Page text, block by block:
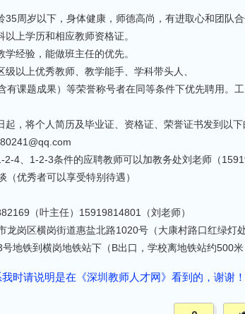
35周岁以下，身体健康，师德高尚，有进取心和团队
以上学历和相应教师资格证。
经验，能做班主任的优先。
级以上优秀教师、教学能手、学科带头人、
有课题成果）等荣誉称号者在同等条件下优先聘用。
起，将个人简历及毕业证、资格证、荣誉证书发到以下
2-4、1-2-3条件的应聘教师可以加教务处刘老师（
（优秀者可以享受特别待遇）
（叶主任）15919814801（刘老师）
龙岗区横岗街道惠盐北路1020号（大康村路口红绿灯处
地铁到横岗地铁站下（B出口，学校离地铁站约500
时请说明是在《深圳教师人才网》看到的，谢谢！